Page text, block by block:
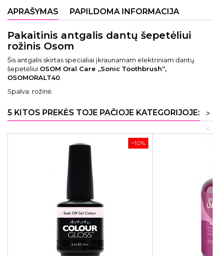
APRAŠYMAS PAPILDOMA INFORMACIJA
Pakaitinis antgalis dantų šepetėliui
rožinis Osom
Šis antgalis skirtas specialiai įkraunamam elektriniam dantų
šepetėliui OSOM Oral Care „Sonic Toothbrush“,
OSOMORALT40
Spalva: rožinė.
5 KITOS PREKĖS TOJE PAČIOJE KATEGORIJOJE:
>
<
−10%